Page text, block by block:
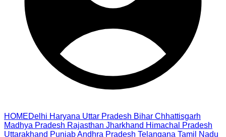
HOMEDelhi Haryana Uttar Pradesh Bihar Chhattisgarh
Madhya Pradesh Rajasthan Jharkhand Himachal Pradesh
Uttarakhand PunjabAndhra Pradesh Telangana Tamil Nadu